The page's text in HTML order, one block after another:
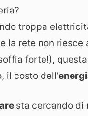
troppa
la rete non
forte!),
il costo dell’
sta cercando di